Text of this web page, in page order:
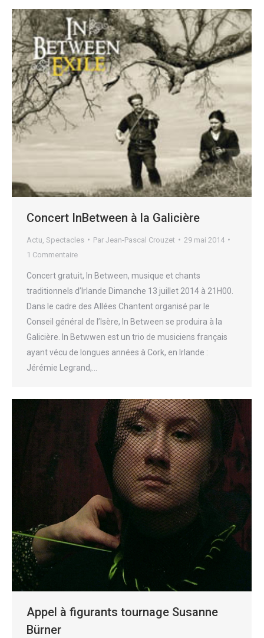
Concert InBetween à la Galicière
Actu Spectacles Par Jean-Pascal Crouzet
29 mai 2014
1 Commentaire
Concert gratuit, In Between, musique et chants
traditionnels d’Irlande Dimanche 13 juillet 2014 à 21H00.
Dans le cadre des Allées Chantent organisé par le
Conseil général de l’Isère, In Between se produira à la
Galicière. In Betwwen est un trio de musiciens français
ayant vécu de longues années à Cork, en Irlande :
Jérémie Legrand,…
Appel à figurants tournage Susanne
Bürner